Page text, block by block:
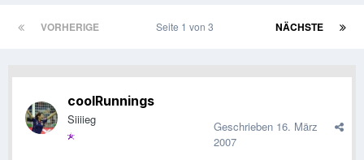
VORHERIGE NÄCHSTE
Seite 1 von 3
coolRunnings
Siiiieg Geschrieben 16. März
2007